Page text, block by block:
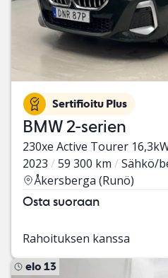
Sertifioitu Plus
BMW 2-serien
230xe Active Tourer
2023
59 300 km
Sähkö/
Åkersberga (Runö)
Osta suoraan
Rahoituksen kanssa
elo 13